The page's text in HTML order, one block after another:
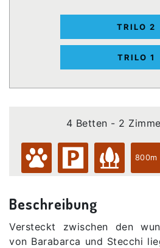
TRILO 2
TRILO 1
4 Betten - 2
800m
Beschreibung
Versteckt zwischen den
von Barabarca und Stecchi